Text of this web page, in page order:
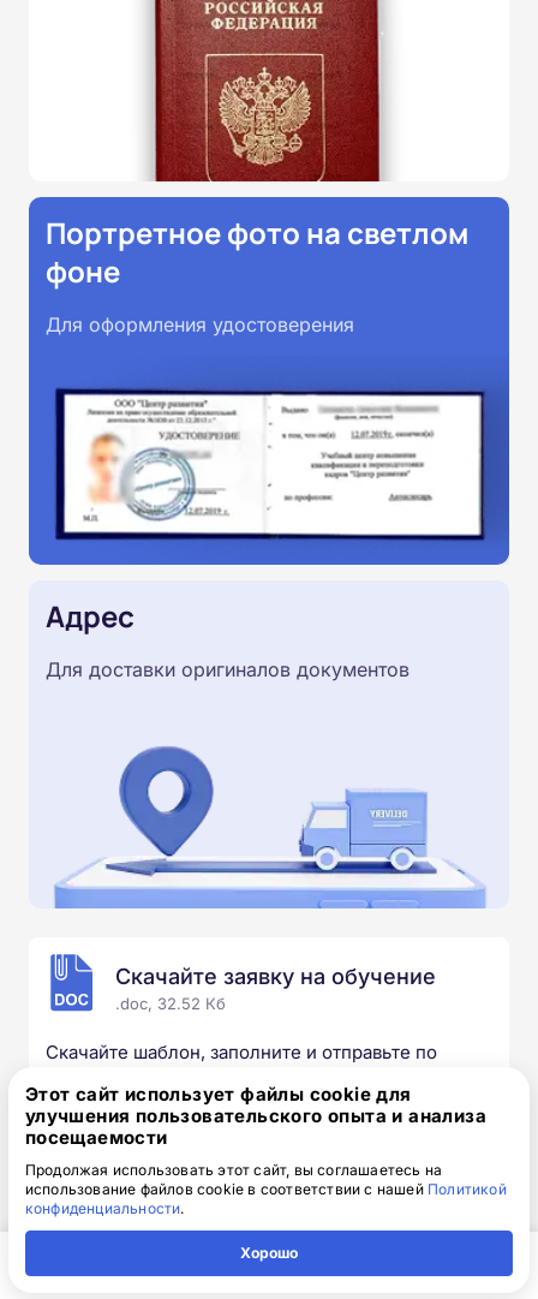
Портретное фото на светлом
фоне
Для оформления удостоверения
Адрес
Для доставки оригиналов документов
Скачайте заявку на обучение
.doc, 32.52 Кб
Скачайте шаблон, заполните и отправьте по
Обязательно укажите контактный номер телефон.
Наш специалист свяжется с вами и утонит все
Выбирайте курс под свои цели
Этот сайт использует файлы cookie для
улучшения пользовательского опыта и анализа
посещаемости
Продолжая использовать этот сайт, вы соглашаетесь на
использование файлов cookie в соответствии с нашей Политикой
конфиденциальности.
Хорошо